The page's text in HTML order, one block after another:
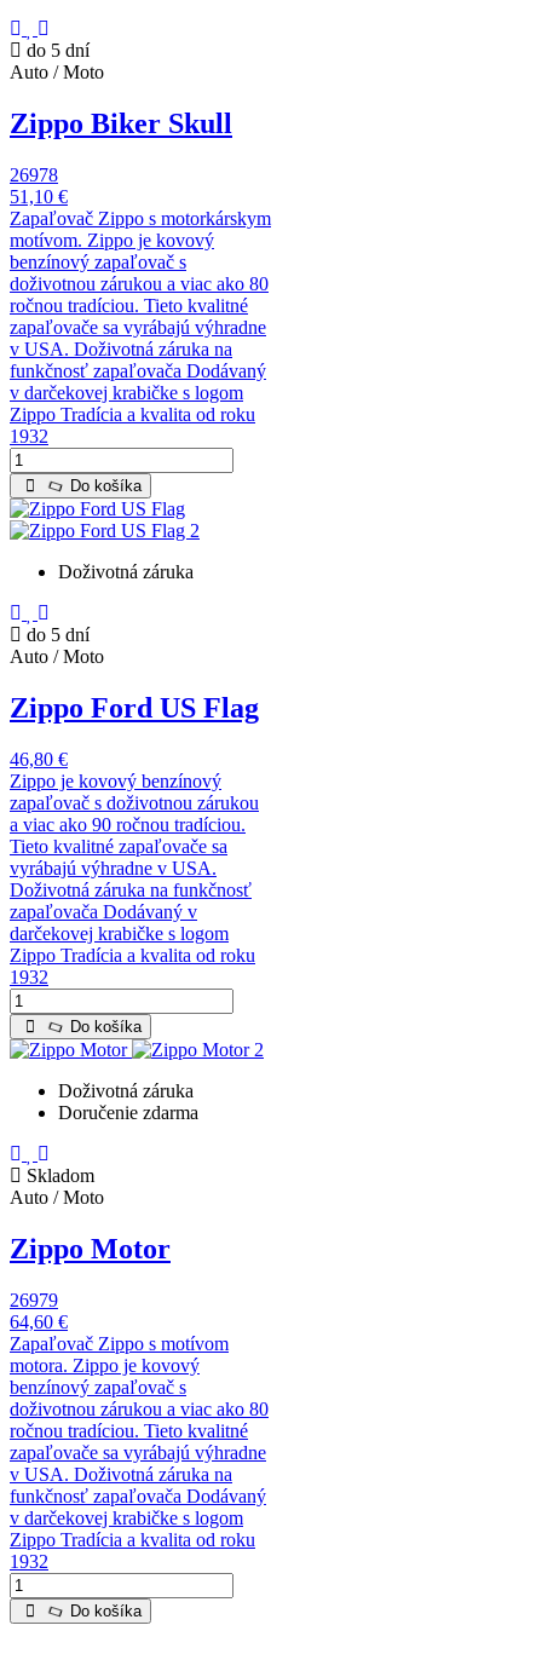
do 5 dní
Auto / Moto
Zippo Biker Skull
26978
51,10 €
Zapaľovač Zippo s motorkárskym
motívom. Zippo je kovový
benzínový zapaľovač s
doživotnou zárukou a viac ako 80
ročnou tradíciou. Tieto kvalitné
zapaľovače sa vyrábajú výhradne
v USA. Doživotná záruka na
funkčnosť zapaľovača Dodávaný
v darčekovej krabičke s logom
Zippo Tradícia a kvalita od roku
1932
Do košíka
Doživotná záruka
do 5 dní
Auto / Moto
Zippo Ford US Flag
46,80 €
Zippo je kovový benzínový
zapaľovač s doživotnou zárukou
a viac ako 90 ročnou tradíciou.
Tieto kvalitné zapaľovače sa
vyrábajú výhradne v USA.
Doživotná záruka na funkčnosť
zapaľovača Dodávaný v
darčekovej krabičke s logom
Zippo Tradícia a kvalita od roku
1932
Do košíka
Doživotná záruka
Doručenie zdarma
Skladom
Auto / Moto
Zippo Motor
26979
64,60 €
Zapaľovač Zippo s motívom
motora. Zippo je kovový
benzínový zapaľovač s
doživotnou zárukou a viac ako 80
ročnou tradíciou. Tieto kvalitné
zapaľovače sa vyrábajú výhradne
v USA. Doživotná záruka na
funkčnosť zapaľovača Dodávaný
v darčekovej krabičke s logom
Zippo Tradícia a kvalita od roku
1932
Do košíka